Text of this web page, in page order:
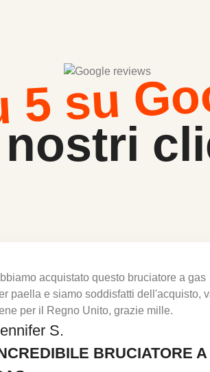
5 su
acquistato questo bruciatore a gas
paella e siamo soddisfatti dell'acquisto,
per il Regno Unito, grazie mille.
S.
BRUCIATORE A